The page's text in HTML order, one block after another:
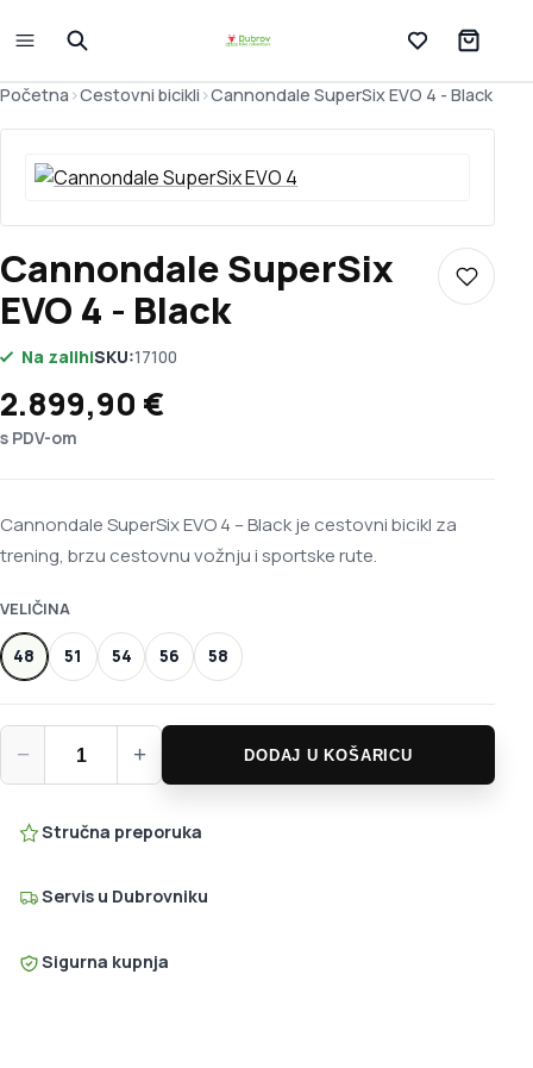
Lista želja
Početna >Cestovni bicikli >Cannondale SuperSix EVO 4 - Black
Cannondale SuperSix
EVO 4 - Black
Dodaj
Na zalihiSKU:17100
2.899,90 €
s PDV-om
Cannondale SuperSix EVO 4 – Black je cestovni bicikl za
trening, brzu cestovnu vožnju i sportske rute.
VELIČINA
48 51 54 56 58
−
Cannondale SuperSix EVO 4 - Black količina
+ DODAJ U KOŠARICU
Stručna preporuka
Servis u Dubrovniku
Sigurna kupnja